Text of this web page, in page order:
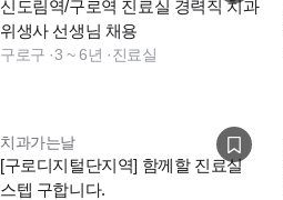
신도림역/구로역 진료실 경력직 치과
위생사 선생님 채용
구로구 ·3 ~ 6년 ·진료실
치과가는날
[구로디지털단지역] 함께할 진료실
스텝 구합니다.